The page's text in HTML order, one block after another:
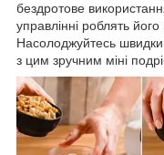
бездротове
управлінні роблять
Насолоджуйтесь
з цим зручним міні